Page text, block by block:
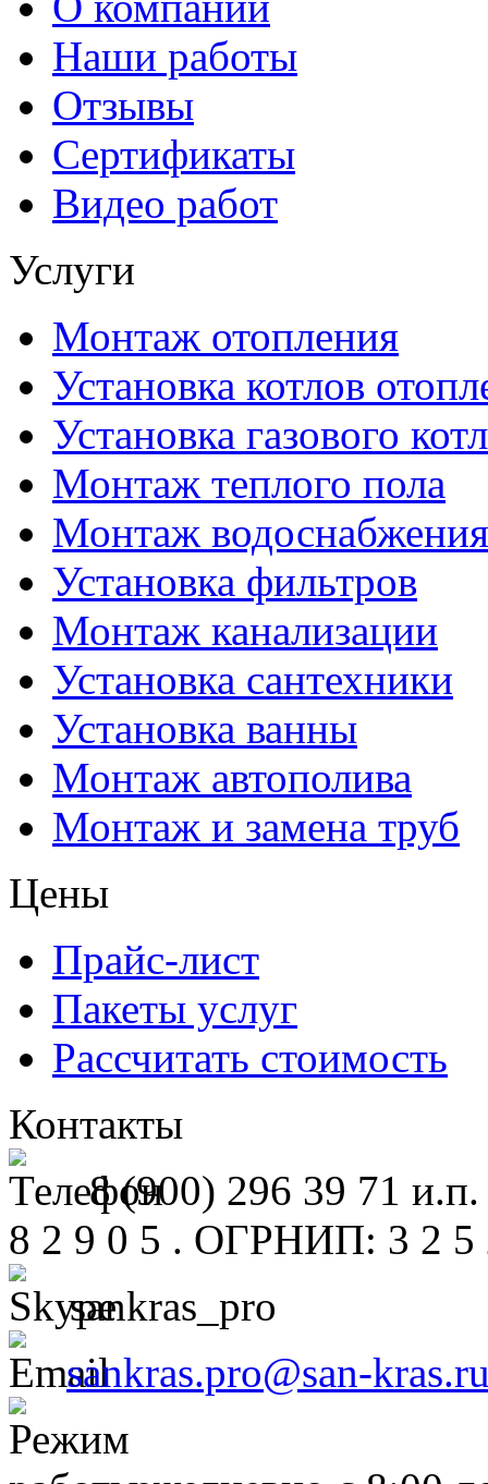
Наши работы
Отзывы
Сертификаты
Видео работ
Услуги
Монтаж отопления
Установка котлов
Установка газового
Монтаж теплого пола
Монтаж водоснабжения
Установка фильтров
Монтаж канализации
Установка сантехники
Установка ванны
Монтаж автополива
Монтаж и замена труб
Цены
Прайс-лист
Пакеты услуг
Рассчитать стоимость
Контакты
8 (900) 296 39 71
8 2 9 0 5 . ОГРНИП: 3 2 5
sankras_pro
sankras.pro@san-